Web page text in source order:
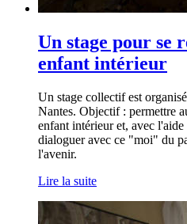
Un stage pour se
enfant intérieur
Un stage collectif est
Nantes. Objectif : permettre
enfant intérieur et, avec l'aide
dialoguer avec ce "moi" du
l'avenir.
Lire la suite